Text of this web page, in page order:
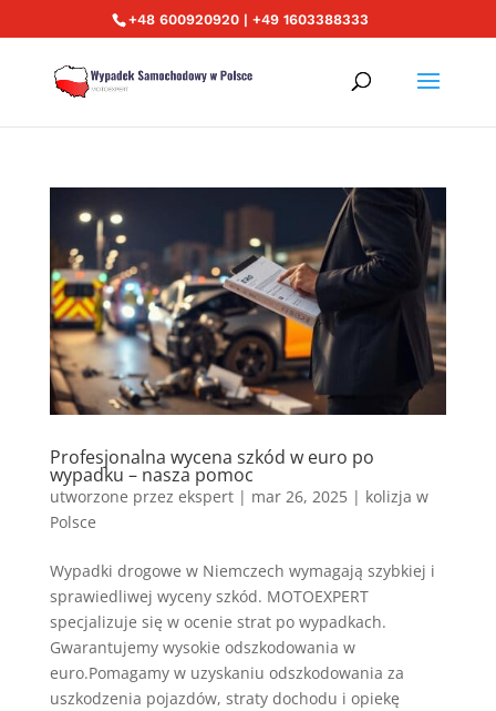
+48 600920920 | +49 1603388333
Profesjonalna wycena szkód w euro po
wypadku – nasza pomoc
utworzone przez ekspert| mar 26, 2025| kolizja w
Polsce
Wypadki drogowe w Niemczech wymagają szybkiej i
sprawiedliwej wyceny szkód. MOTOEXPERT
specjalizuje się w ocenie strat po wypadkach.
Gwarantujemy wysokie odszkodowania w
euro.Pomagamy w uzyskaniu odszkodowania za
uszkodzenia pojazdów, straty dochodu i opiekę